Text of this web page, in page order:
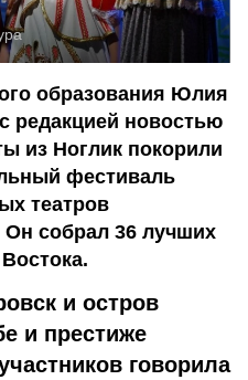
образования Юлия
редакцией новостью
из Ноглик покорили
фестиваль
театров
Он собрал 36 лучших
и остров
и престиже
говорила